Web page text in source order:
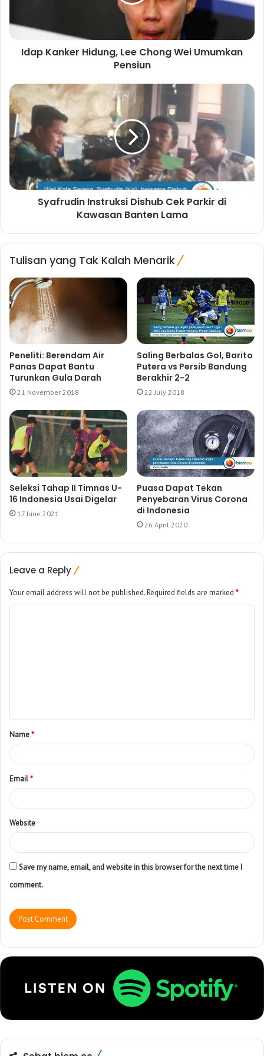
k
m
Idap Kanker Hidung, Lee Chong Wei Umumkan
Pensiun
Syafrudin Instruksi Dishub Cek Parkir di
Kawasan Banten Lama
Tulisan yang Tak Kalah Menarik
Peneliti: Berendam Air
Panas Dapat Bantu
Turunkan Gula Darah
21 November 2018
Saling Berbalas Gol, Barito
Putera vs Persib Bandung
Berakhir 2-2
22 July 2018
Seleksi Tahap II Timnas U-
16 Indonesia Usai Digelar
17 June 2021
Puasa Dapat Tekan
Penyebaran Virus Corona
di Indonesia
26 April 2020
Leave a Reply
Your email address will not be published.Required fields are marked *
Name*
Email*
Website
Save my name, email, and website in this browser for the next time I
comment.